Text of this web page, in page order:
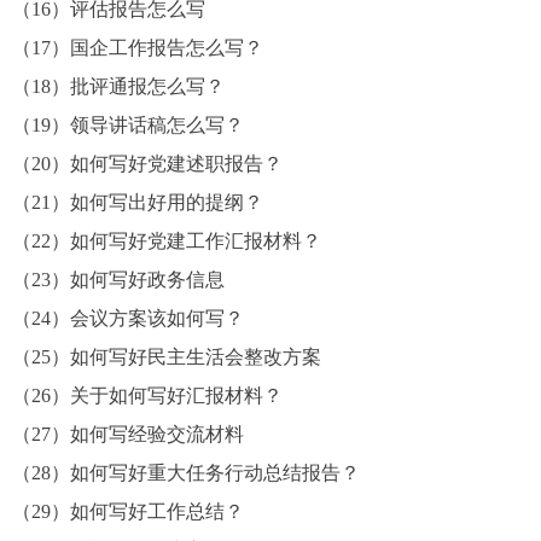
（16）评估报告怎么写
（17）国企工作报告怎么写？
（18）批评通报怎么写？
（19）领导讲话稿怎么写？
（20）如何写好党建述职报告？
（21）如何写出好用的提纲？
（22）如何写好党建工作汇报材料？
（23）如何写好政务信息
（24）会议方案该如何写？
（25）如何写好民主生活会整改方案
（26）关于如何写好汇报材料？
（27）如何写经验交流材料
（28）如何写好重大任务行动总结报告？
（29）如何写好工作总结？